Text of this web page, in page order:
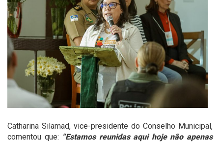
Catharina Silamad, vice-presidente do Conselho Municipal,
comentou que: “Estamos reunidas aqui hoje não apenas